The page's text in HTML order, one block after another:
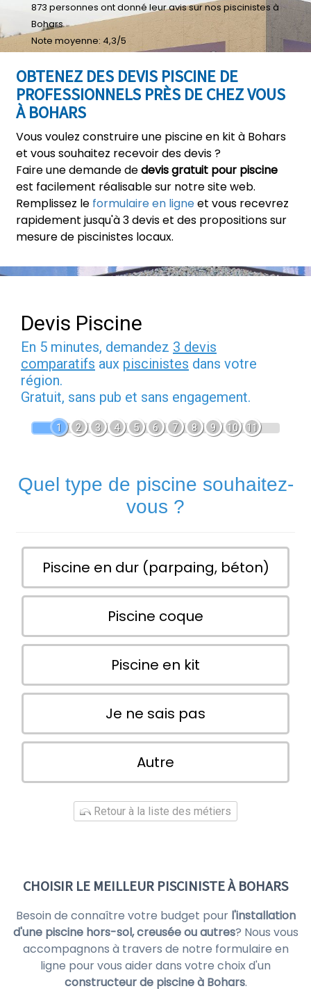
OBTENEZ DES DEVIS PISCINE DE
PROFESSIONNELS PRÈS DE CHEZ VOUS
À BOHARS
Vous voulez construire une piscine en kit à Bohars
et vous souhaitez recevoir des devis ?
Faire une demande dedevis gratuit pour piscine
est facilement réalisable sur notre site web.
Remplissez le formulaire en ligneet vous recevrez
rapidement jusqu'à 3 devis et des propositions sur
mesure de piscinistes locaux.
873 personnes ont donné leuravis sur nos piscinistes à
Bohars
Note moyenne: 4,3/5
Devis Piscine
En 5 minutes, demandez 3 devis
comparatifs aux piscinistes dans votre
région.
Gratuit, sans pub et sans engagement.
1 2 3 4 5 6 7 8 9 10 11
Quel type de piscine souhaitez-
vous ?
Piscine en dur (parpaing, béton)
Piscine coque
Piscine en kit
Je ne sais pas
Autre
Retour à la liste des métiers
CHOISIR LE MEILLEUR PISCINISTE À BOHARS
Besoin de connaître votre budget pour l'installation
d'une piscine hors-sol, creusée ou autres? Nous vous
accompagnons à travers de notre formulaire en
ligne pour vous aider dans votre choix d'un
constructeur de piscine à Bohars.